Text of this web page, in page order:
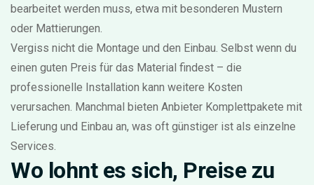
bearbeitet werden muss, etwa mit besonderen Mustern
oder Mattierungen.
Vergiss nicht die Montage und den Einbau. Selbst wenn du
einen guten Preis für das Material findest – die
professionelle Installation kann weitere Kosten
verursachen. Manchmal bieten Anbieter Komplettpakete mit
Lieferung und Einbau an, was oft günstiger ist als einzelne
Services.
Wo lohnt es sich, Preise zu